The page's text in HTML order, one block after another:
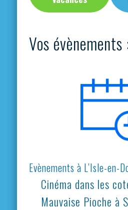
Vos évènements
Evènements à L’Isle-en-
Cinéma dans les
Mauvaise Pioche à